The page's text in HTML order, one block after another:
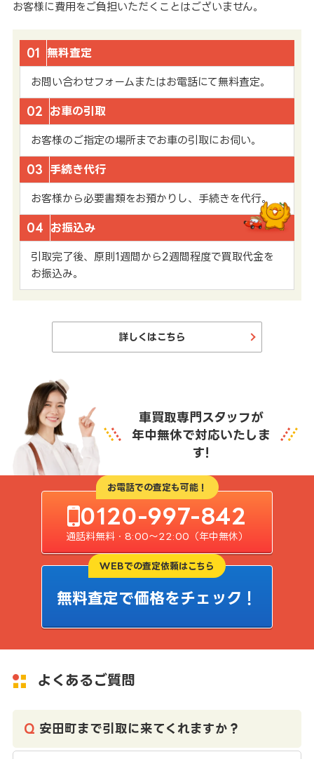
お客様に費用をご負担いただくことはございません。
01 無料査定
お問い合わせフォームまたはお電話にて無料査定。
02 お車の引取
お客様のご指定の場所までお車の引取にお伺い。
03 手続き代行
お客様から必要書類をお預かりし、手続きを代行。
04 お振込み
引取完了後、原則1週間から2週間程度で買取代金を
お振込み。
詳しくはこちら
車買取専門スタッフが
年中無休で対応いたしま
す!
お電話での査定も可能！
0120-997-842
通話料無料・8:00〜22:00（年中無休）
WEBでの査定依頼はこちら
無料査定で価格をチェック！
よくあるご質問
安田町まで引取に来てくれますか？